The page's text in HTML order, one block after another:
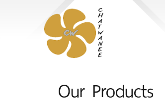
Our Products